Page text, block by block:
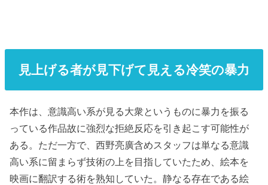
見上げる者が見下げて見える冷笑の暴力
本作は、意識高い系が見る大衆というものに暴力を振る
っている作品故に強烈な拒絶反応を引き起こす可能性が
ある。ただ一方で、西野亮廣含めスタッフは単なる意識
高い系に留まらず技術の上を目指していたため、絵本を
映画に翻訳する術を熟知していた。静なる存在である絵